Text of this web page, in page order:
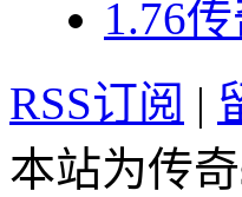
1.76
RSS订阅 |
本站为传